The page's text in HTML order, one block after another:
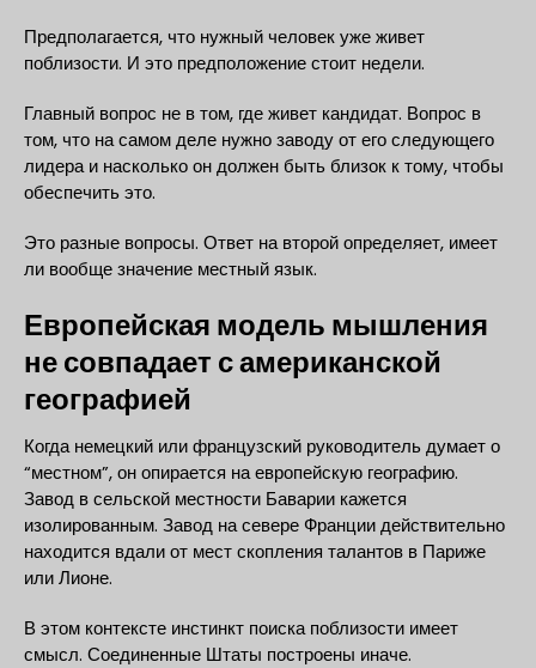
Предполагается, что нужный человек уже живет
поблизости. И это предположение стоит недели.
Главный вопрос не в том, где живет кандидат. Вопрос в
том, что на самом деле нужно заводу от его следующего
лидера и насколько он должен быть близок к тому, чтобы
обеспечить это.
Это разные вопросы. Ответ на второй определяет, имеет
ли вообще значение местный язык.
Европейская модель мышления
не совпадает с американской
географией
Когда немецкий или французский руководитель думает о
“местном”, он опирается на европейскую географию.
Завод в сельской местности Баварии кажется
изолированным. Завод на севере Франции действительно
находится вдали от мест скопления талантов в Париже
или Лионе.
В этом контексте инстинкт поиска поблизости имеет
смысл. Соединенные Штаты построены иначе.